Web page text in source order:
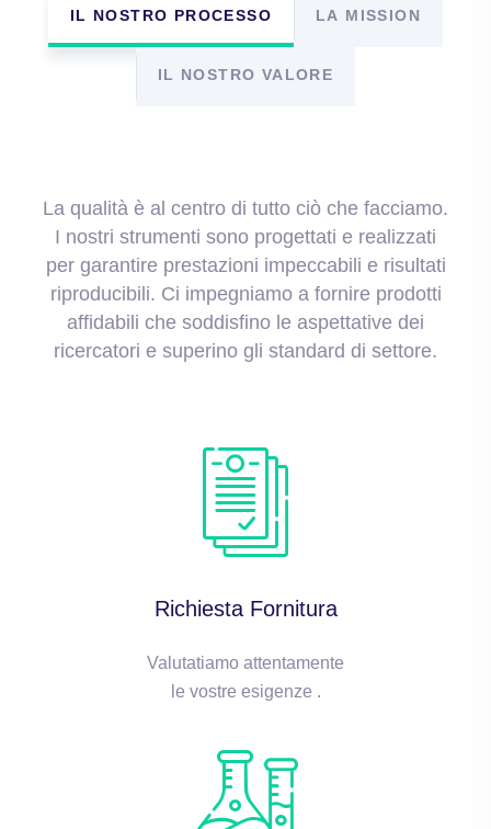
IL NOSTRO PROCESSO LA MISSION
IL NOSTRO VALORE
La qualità è al centro di tutto ciò che facciamo.
I nostri strumenti sono progettati e realizzati
per garantire prestazioni impeccabili e risultati
riproducibili. Ci impegniamo a fornire prodotti
affidabili che soddisfino le aspettative dei
ricercatori e superino gli standard di settore.
Richiesta Fornitura
Valutatiamo attentamente
le vostre esigenze .